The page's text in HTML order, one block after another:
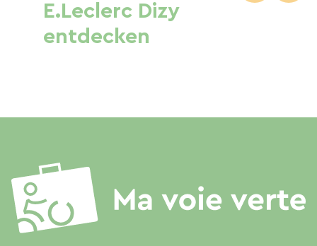
E.Leclerc Dizy
entdecken